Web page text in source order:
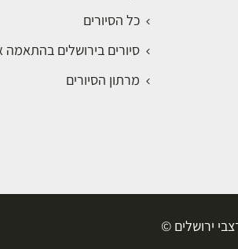
כל הסיורים
סיורים בירושלים בהתאמה
מרתון הסיורים
ירושלים ©